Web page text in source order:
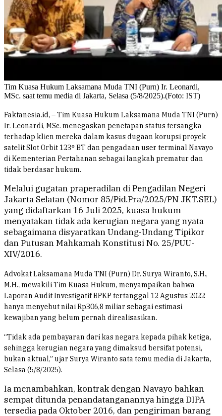
Tim Kuasa Hukum Laksamana Muda TNI (Purn) Ir. Leonardi,
MSc. saat temu media di Jakarta, Selasa (5/8/2025).(Foto: IST)
Faktanesia.id, – Tim Kuasa Hukum Laksamana Muda TNI (Purn)
Ir. Leonardi, MSc. menegaskan penetapan status tersangka
terhadap klien mereka dalam kasus dugaan korupsi proyek
satelit Slot Orbit 123° BT dan pengadaan user terminal Navayo
di Kementerian Pertahanan sebagai langkah prematur dan
tidak berdasar hukum.
Melalui gugatan praperadilan di Pengadilan Negeri
Jakarta Selatan (Nomor 85/Pid.Pra/2025/PN JKT.SEL)
yang didaftarkan 16 Juli 2025, kuasa hukum
menyatakan tidak ada kerugian negara yang nyata
sebagaimana disyaratkan Undang-Undang Tipikor
dan Putusan Mahkamah Konstitusi No. 25/PUU-
XIV/2016.
Advokat Laksamana Muda TNI (Purn) Dr. Surya Wiranto, S.H.,
M.H., mewakili Tim Kuasa Hukum, menyampaikan bahwa
Laporan Audit Investigatif BPKP tertanggal 12 Agustus 2022
hanya menyebut nilai Rp306,8 miliar sebagai estimasi
kewajiban yang belum pernah direalisasikan.
“Tidak ada pembayaran dari kas negara kepada pihak ketiga,
sehingga kerugian negara yang dimaksud bersifat potensi,
bukan aktual,” ujar Surya Wiranto sata temu media di Jakarta,
Selasa (5/8/2025).
Ia menambahkan, kontrak dengan Navayo bahkan
sempat ditunda penandatanganannya hingga DIPA
tersedia pada Oktober 2016, dan pengiriman barang